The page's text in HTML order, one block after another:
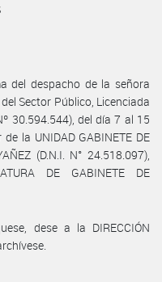
del despacho de la señora
Sector Público, Licenciada
30.594.544), del día 7 al 15
la UNIDAD GABINETE DE
(D.N.I. N° 24.518.097),
DE GABINETE DE
dese a la DIRECCIÓN